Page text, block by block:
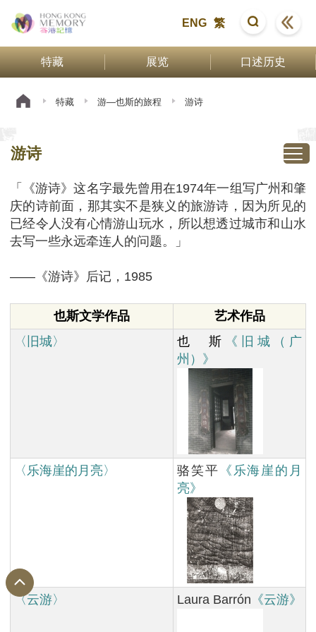
ENG 繁
特藏 展览 口述历史
特藏 游—也斯的旅程 游诗
游诗
「《游诗》这名字最先曾用在1974年一组写广州和肇
庆的诗前面，那其实不是狭义的旅游诗，因为所见的
已经令人没有心情游山玩水，所以想透过城市和山水
去写一些永远牵连人的问题。」
——《游诗》后记，1985
也斯文学作品
艺术作品
〈旧城〉
也 斯
《旧城（广
州）》
〈乐海崖的月亮〉 骆笑平 《乐海崖的月
亮》
〈云游〉 Laura Barrón 《云游》